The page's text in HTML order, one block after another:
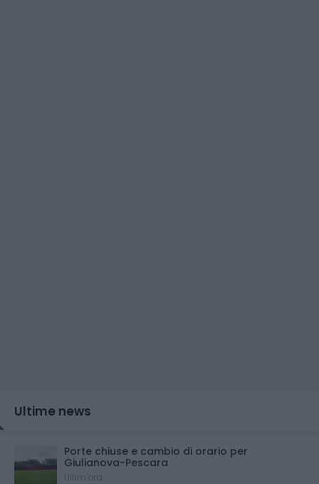
Ultime news
Porte chiuse e cambio di orario per
Giulianova-Pescara
Ultim'ora